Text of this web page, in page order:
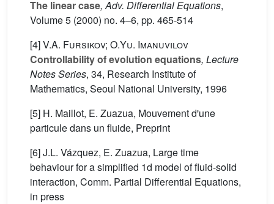
The linear case, Adv. Differential Equations,
Volume 5 (2000) no. 4–6, pp. 465-514
[4]V.A. Fursikov; O.Yu. Imanuvilov
Controllability of evolution equations, Lecture
Notes Series, 34, Research Institute of
Mathematics, Seoul National University, 1996
[5] H. Maillot, E. Zuazua, Mouvement d'une
particule dans un fluide, Preprint
[6] J.L. Vázquez, E. Zuazua, Large time
behaviour for a simplified 1d model of fluid-solid
interaction, Comm. Partial Differential Equations,
in press